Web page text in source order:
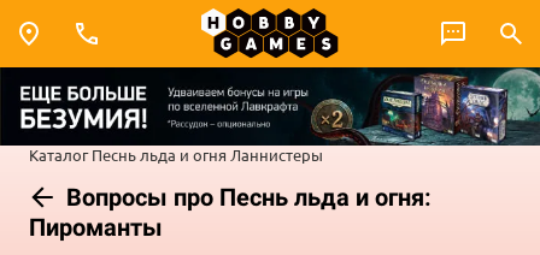
Каталог Песнь льда и огня Ланнистеры
Вопросы про Песнь льда и огня:
Пироманты